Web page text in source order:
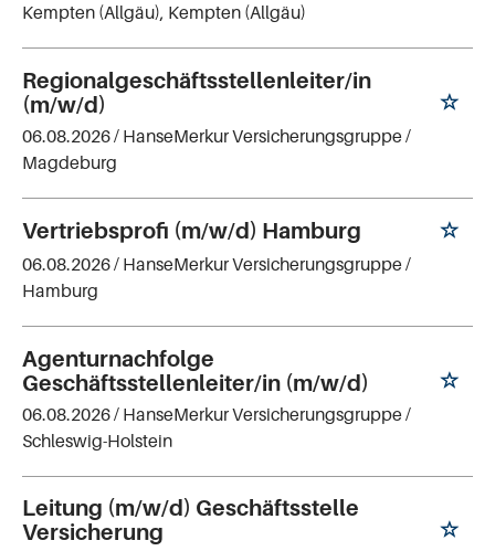
Kempten (Allgäu), Kempten (Allgäu)
Regionalgeschäftsstellenleiter/in
(m/w/d)
06.08.2026 / HanseMerkur Versicherungsgruppe/
Magdeburg
Vertriebsprofi (m/w/d) Hamburg
06.08.2026 / HanseMerkur Versicherungsgruppe/
Hamburg
Agenturnachfolge
Geschäftsstellenleiter/in (m/w/d)
06.08.2026 / HanseMerkur Versicherungsgruppe/
Schleswig-Holstein
Leitung (m/w/d) Geschäftsstelle
Versicherung